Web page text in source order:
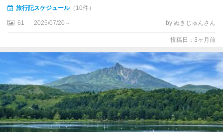
旅行記スケジュール（10件）
61 2025/07/20～ by ぬきじゅんさん
投稿日：3ヶ月前